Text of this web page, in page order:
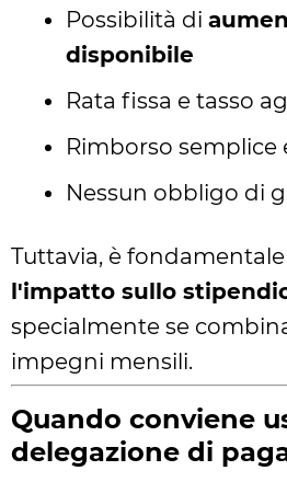
Possibilità di
disponibile
Rata fissa e tasso
Rimborso semplice
Nessun obbligo di
Tuttavia, è fondamentale
l'impatto sullo
specialmente se
impegni mensili.
Quando conviene
delegazione di